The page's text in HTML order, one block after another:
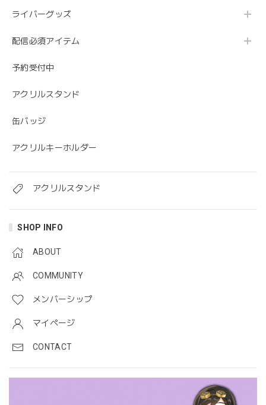
ライバーグッズ
配信必須アイテム
予約受付中
アクリルスタンド
缶バッジ
アクリルキーホルダー
アクリルスタンド
SHOP INFO
ABOUT
COMMUNITY
メンバーシップ
マイページ
CONTACT